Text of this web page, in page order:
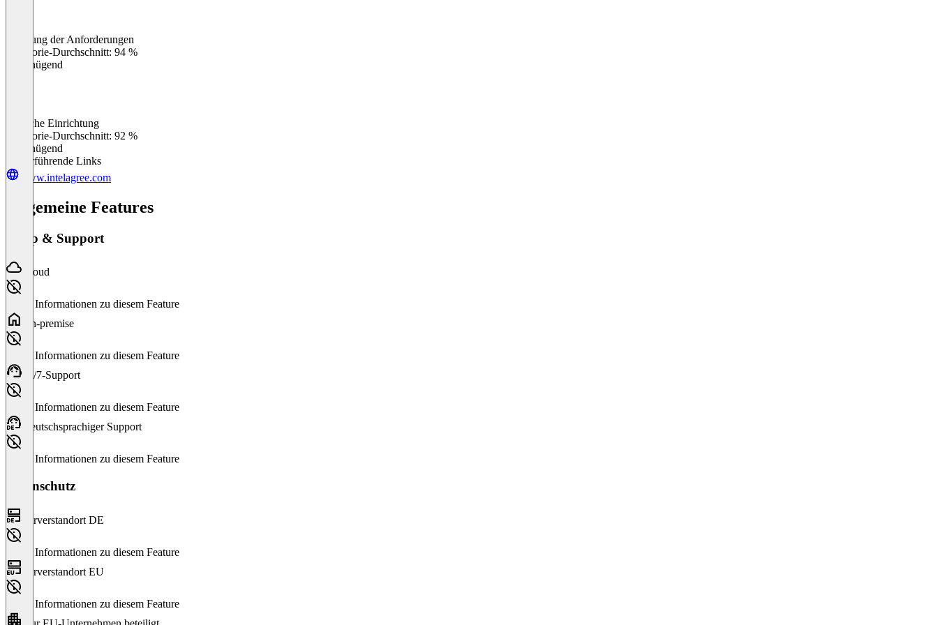
Erfüllung der Anforderungen
Kategorie-Durchschnitt: 94 %
Ungenügend
Einfache Einrichtung
Kategorie-Durchschnitt: 92 %
Ungenügend
Weiterführende Links
www.intelagree.com
Allgemeine Features
Setup & Support
Cloud
Keine Informationen zu diesem Feature
On-premise
Keine Informationen zu diesem Feature
24/7-Support
Keine Informationen zu diesem Feature
Deutschsprachiger Support
Keine Informationen zu diesem Feature
Datenschutz
Serverstandort DE
Keine Informationen zu diesem Feature
Serverstandort EU
Keine Informationen zu diesem Feature